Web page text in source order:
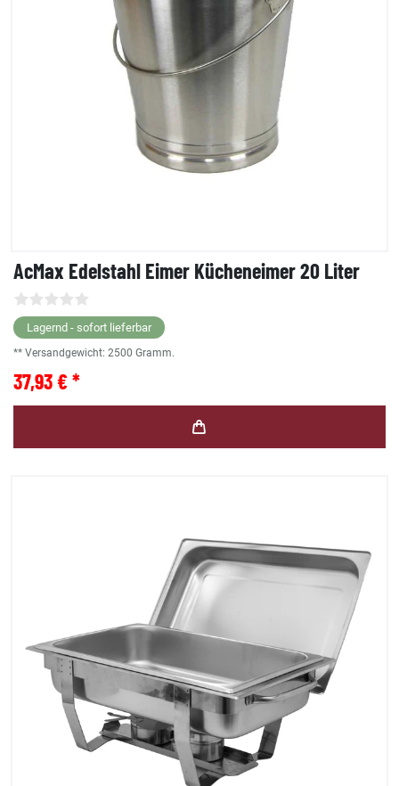
AcMax Edelstahl Eimer Kücheneimer 20 Liter
Lagernd - sofort lieferbar
** Versandgewicht: 2500 Gramm.
37,93 € *